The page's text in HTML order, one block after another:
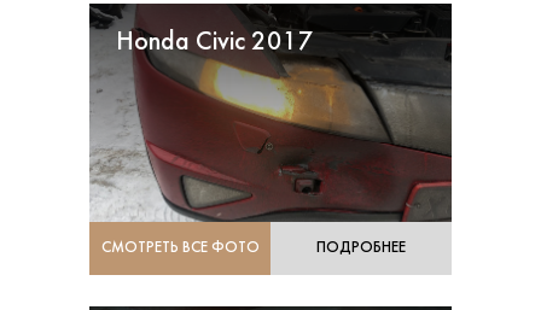
Honda Civic 2017
СМОТРЕТЬ ВСЕ ФОТО ПОДРОБНЕЕ